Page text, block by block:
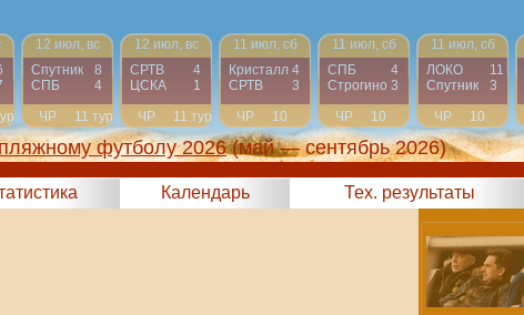
12 июл, вс
Спутник
8
СПБ
4
ЧР
11 тур
12 июл, вс
СРТВ
4
ЦСКА
1
ЧР
11 тур
11 июл, сб
Кристалл 4
СРТВ
3
ЧР
10
тур
11 июл, сб
СПБ
4
Строгино 3
ЧР
10
тур
11 июл, сб
ЛОКО
11
Спутник
3
ЧР
10
тур
футболу 2026 (май — сентябрь 2026)
Календарь Тех. результаты